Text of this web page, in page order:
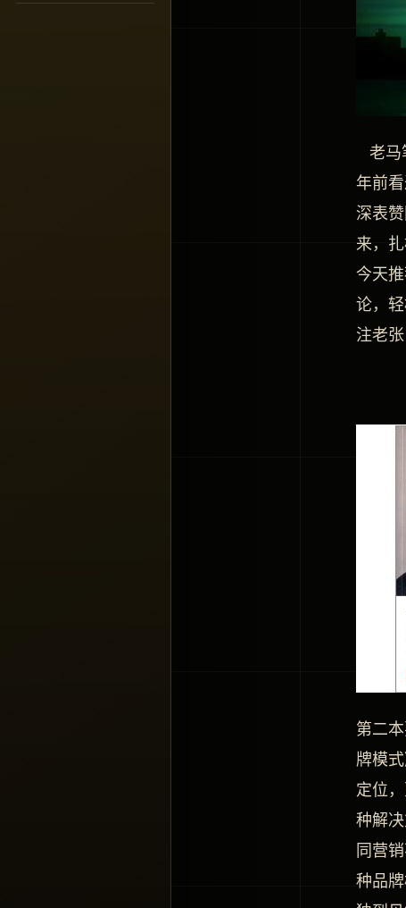
老马
年前
深表
来，
今天
论，
注老
第二
牌模
定位
种解
同营
种品